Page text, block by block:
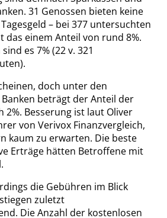
31 Genossen bieten keine
– bei 377 untersuchten
das einem Anteil von rund 8%.
es 7% (22 v. 321
doch unter den
beträgt der Anteil der
2%. Besserung ist laut Oliver
von Verivox Finanzvergleich,
kaum zu erwarten. Die beste
Erträge hätten Betroffene mit
die Gebühren im Blick
zuletzt
Die Anzahl der kostenlosen